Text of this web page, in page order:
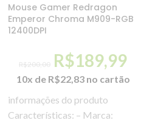
Mouse Gamer Redragon
Emperor Chroma M909-RGB
12400DPI
R$200,00 R$189,99
10x de R$22,83 no cartão
informações do produto
Características: – Marca: